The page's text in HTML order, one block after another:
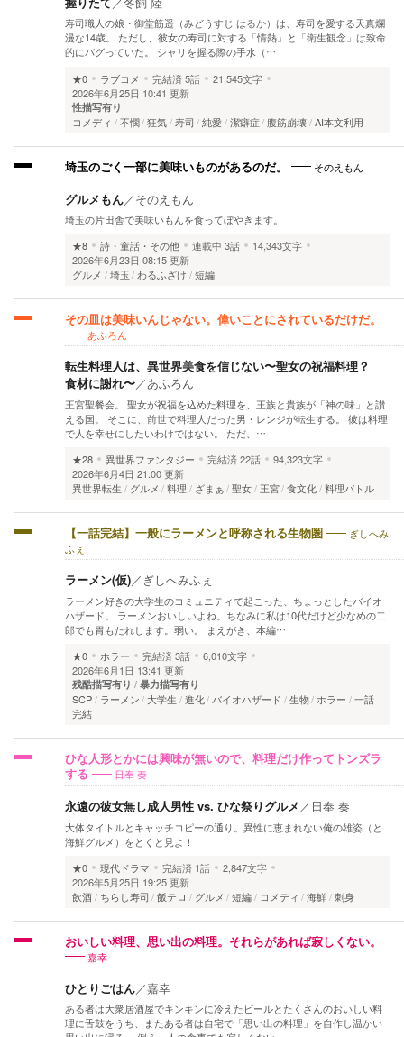
寿司職人の娘・御堂筋遥（みどうすじ はるか）は、寿司を愛する天真爛
漫な14歳。 ただし、彼女の寿司に対する「情熱」と「衛生観念」は致命
的にバグっていた。 シャリを握る際の手水（…
★0
ラブコメ 完結済5話
21,545文字
2026年6月25日 10:41 更新
性描写有り
コメディ 不憫 狂気 寿司 純愛 潔癖症 腹筋崩壊 AI本文利用
埼玉のごく一部に美味いものがあるのだ。 そのえもん
グルメもん／そのえもん
埼玉の片田舎で美味いもんを食ってぼやきます。
★8
詩・童話・その他 連載中 3話
14,343文字
2026年6月23日 08:15 更新
グルメ
埼玉 わるふざけ 短編
その皿は美味いんじゃない。偉いことにされているだけだ。
あふろん
転生料理人は、異世界美食を信じない〜聖女の祝福料理？
食材に謝れ〜／あふろん
王宮聖餐会。 聖女が祝福を込めた料理を、王族と貴族が「神の味」と讃
える国。 そこに、前世で料理人だった男・レンジが転生する。 彼は料理
で人を幸せにしたいわけではない。 ただ、…
★28
異世界ファンタジー 完結済22話
94,323文字
2026年6月4日 21:00 更新
異世界転生
グルメ 料理 ざまぁ 聖女 王宮 食文化 料理バトル
【一話完結】一般にラーメンと呼称される生物圏
ぎしへみ
ふぇ
ラーメン(仮)／ ぎしへみふぇ
ラーメン好きの大学生のコミュニティで起こった、ちょっとしたバイオ
ハザード。 ラーメンおいしいよね。ちなみに私は10代だけど少なめの二
郎でも胃もたれします。弱い。 まえがき、本編…
★0
ホラー 完結済3話
6,010文字
2026年6月1日 13:41 更新
残酷描写有り 暴力描写有り
SCP ラーメン 大学生 進化 バイオハザード 生物 ホラー
一話
完結
ひな人形とかには興味が無いので、料理だけ作ってトンズラ
する
日奉 奏
永遠の彼女無し成人男性 vs. ひな祭りグルメ ／ 日奉 奏
大体タイトルとキャッチコピーの通り。異性に恵まれない俺の雄姿（と
海鮮グルメ）をとくと見よ！
★0
現代ドラマ 完結済 1話
2,847文字
2026年5月25日 19:25 更新
飲酒
ちらし寿司 飯テロ グルメ 短編 コメディ 海鮮 刺身
おいしい料理、思い出の料理。それらがあれば寂しくない。
嘉幸
ひとりごはん／嘉幸
ある者は大衆居酒屋でキンキンに冷えたビールとたくさんのおいしい料
理に舌鼓をうち、またある者は自宅で「思い出の料理」を自作し温かい